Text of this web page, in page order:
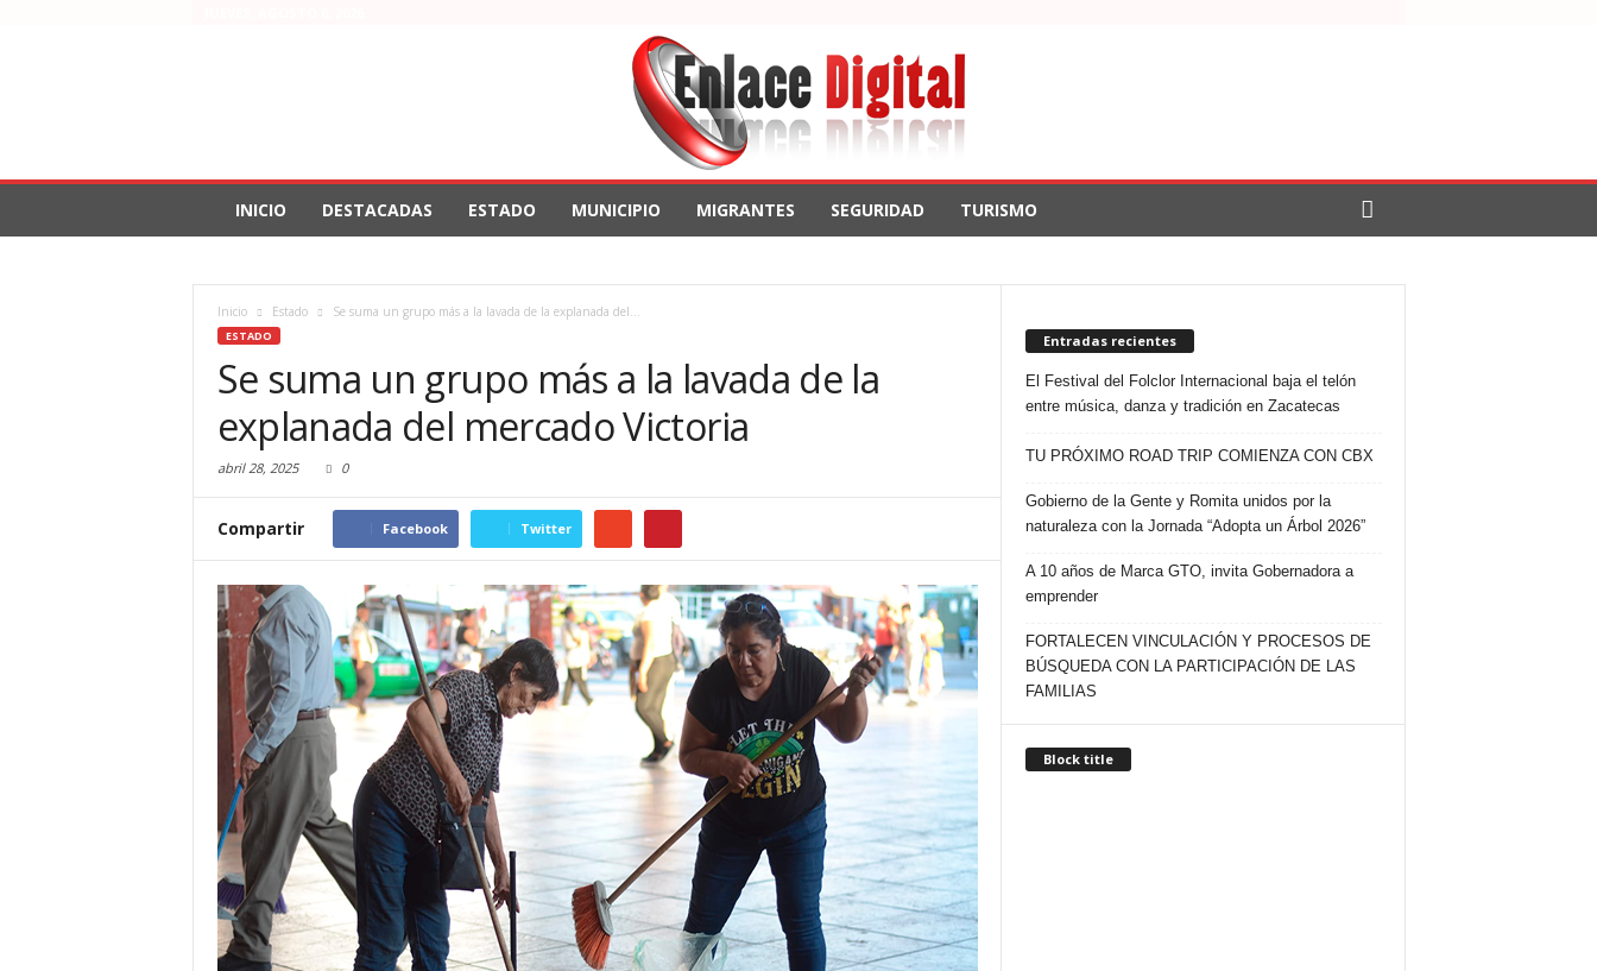
INICIO DESTACADAS ESTADO MUNICIPIO MIGRANTES SEGURIDAD TURISMO
Inicio Estado Se suma un grupo más a la lavada de la explanada del...
ESTADO
Se suma un grupo más a la lavada de la
explanada del mercado Victoria
abril 28, 2025 0
Compartir Facebook Twitter
Entradas recientes
El Festival del Folclor Internacional baja el telón
entre música, danza y tradición en Zacatecas
TU PRÓXIMO ROAD TRIP COMIENZA CON CBX
Gobierno de la Gente y Romita unidos por la
naturaleza con la Jornada “Adopta un Árbol 2026”
A 10 años de Marca GTO, invita Gobernadora a
emprender
FORTALECEN VINCULACIÓN Y PROCESOS DE
BÚSQUEDA CON LA PARTICIPACIÓN DE LAS
FAMILIAS
Block title